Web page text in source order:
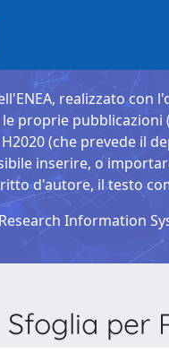
realizzato
proprie
(che prevede il
inserire, o
d'autore, il testo
Information
Sfoglia per